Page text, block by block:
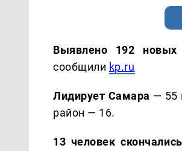
Выявлено 192 новых
сообщили kp.ru
Лидирует Самара — 55
район — 16.
13 человек скончались